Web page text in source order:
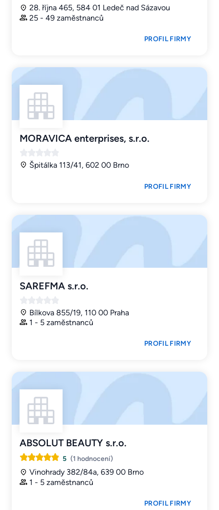
28. října 465, 584 01 Ledeč nad Sázavou
25 - 49 zaměstnanců
PROFIL FIRMY
MORAVICA enterprises, s.r.o.
Špitálka 113/41, 602 00 Brno
PROFIL FIRMY
SAREFMA s.r.o.
Bílkova 855/19, 110 00 Praha
1 - 5 zaměstnanců
PROFIL FIRMY
ABSOLUT BEAUTY s.r.o.
5 (1 hodnocení)
Vinohrady 382/84a, 639 00 Brno
1 - 5 zaměstnanců
PROFIL FIRMY